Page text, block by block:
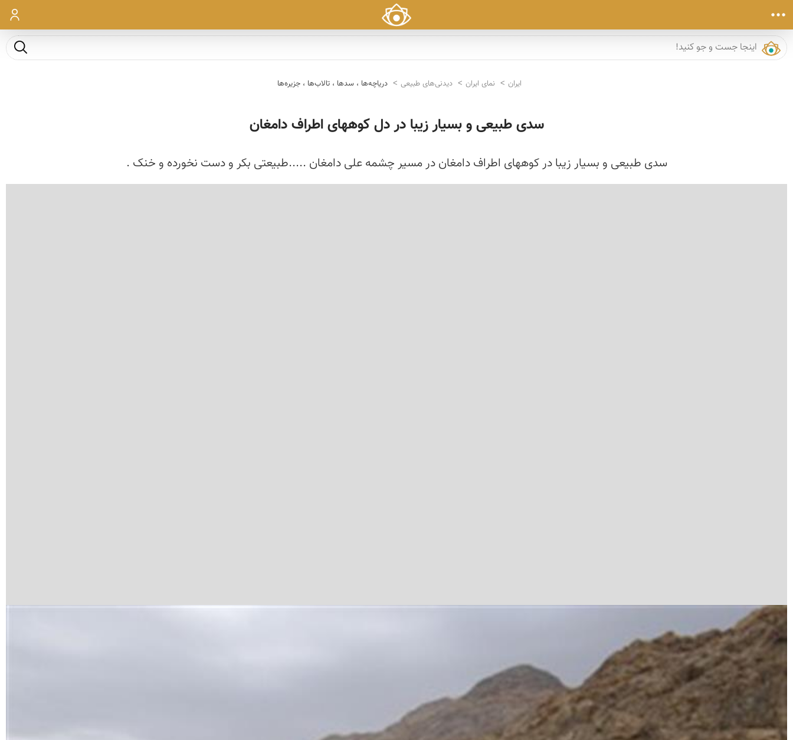
ورود
جست و
ایران نمای ایران دیدنی‌های طبیعی دریاچه‌ها ، سدها ، تالاب‌ها ، جزیره‌ها
سدی طبیعی و بسیار زیبا در دل کوههای اطراف دامغان
سدی طبیعی و بسیار زیبا در کوههای اطراف دامغان در مسیر چشمه علی دامغان .....طبیعتی بکر و دست نخورده و خنک .